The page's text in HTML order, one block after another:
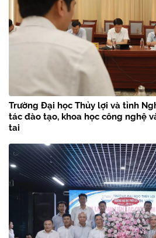
Trường Đại học Thủy lợi và tỉnh
tác đào tạo, khoa học công nghệ
tai